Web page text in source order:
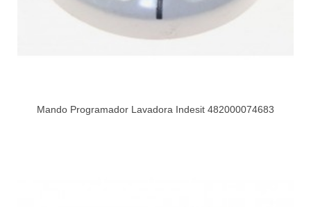
Mando Programador Lavadora Indesit 482000074683